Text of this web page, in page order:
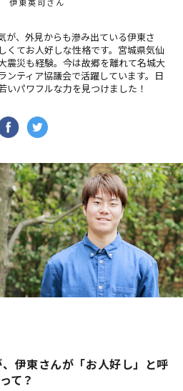
ィ
が、外見からも滲み出ている伊東さ
くてお人好しな性格です。宮城県気仙
震災も経験。今は故郷を離れて名城大
ンティア協議会で活躍しています。日
いパワフルな力を見つけました！
伊東さんが「お人好し」と呼
て？